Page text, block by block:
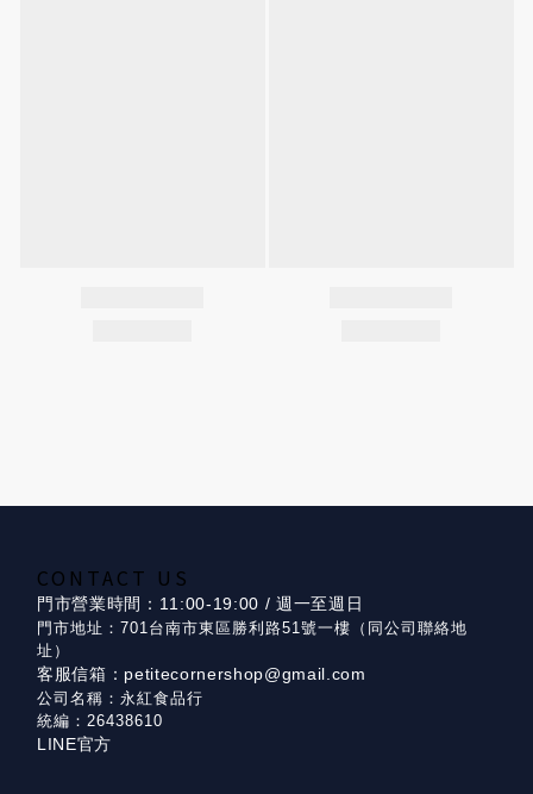
CONTACT US
門市營業時間：11:00-19:00 / 週一至週日
門市地址：701台南市東區勝利路51號一樓（同公司聯絡地
址）
客服信箱：petitecornershop@gmail.com
公司名稱：永紅食品行
統編：26438610
LINE官方